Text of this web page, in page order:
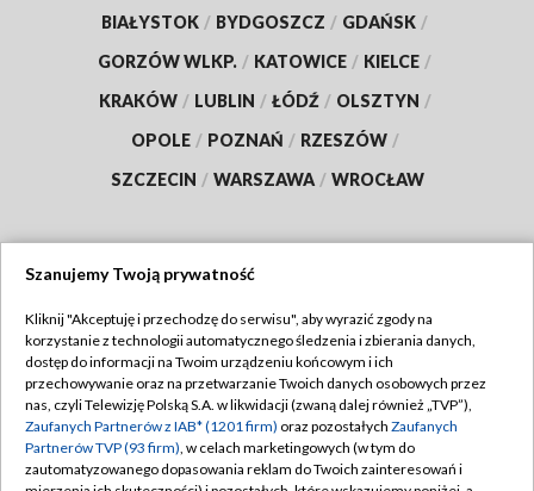
BIAŁYSTOK / BYDGOSZCZ / GDAŃSK /
GORZÓW WLKP. / KATOWICE / KIELCE /
KRAKÓW / LUBLIN / ŁÓDŹ / OLSZTYN /
OPOLE / POZNAŃ / RZESZÓW /
SZCZECIN / WARSZAWA / WROCŁAW
TVP
Abonament TVP
Emisja w TVP
Centrum informacji TVP
Regulamin TVP
Polityka prywatności
Moje zgody
Szanujemy Twoją prywatność
Kliknij "Akceptuję i przechodzę do serwisu", aby wyrazić zgody na
korzystanie z technologii automatycznego śledzenia i zbierania danych,
dostęp do informacji na Twoim urządzeniu końcowym i ich
przechowywanie oraz na przetwarzanie Twoich danych osobowych przez
nas, czyli Telewizję Polską S.A. w likwidacji (zwaną dalej również „TVP”),
Zaufanych Partnerów z IAB* (1201 firm) oraz pozostałych Zaufanych
Partnerów TVP (93 firm), w celach marketingowych (w tym do
zautomatyzowanego dopasowania reklam do Twoich zainteresowań i